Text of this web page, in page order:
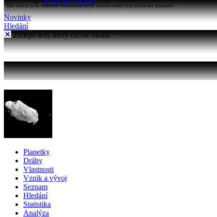
Katalogy objektů
Tato funkce je na stránkách Astronomia nová, testové otázky jsou přidávány postupně...
Novinky
Hledání
Zadejte text, který chcete hledat
Planetky
Dráhy
Vlastnosti
Vznik a vývoj
Seznam
Hledání
Statistika
Analýza